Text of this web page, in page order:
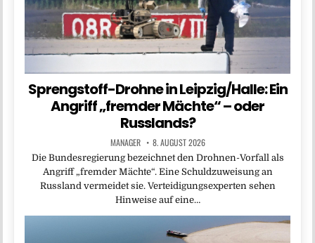
Sprengstoff-Drohne in Leipzig/Halle: Ein
Angriff „fremder Mächte“ – oder
Russlands?
MANAGER 8. AUGUST 2026
Die Bundesregierung bezeichnet den Drohnen-Vorfall als
Angriff „fremder Mächte“. Eine Schuldzuweisung an
Russland vermeidet sie. Verteidigungsexperten sehen
Hinweise auf eine…